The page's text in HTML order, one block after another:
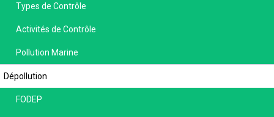
Types de Contrôle
Activités de Contrôle
Pollution Marine
Dépollution
FODEP